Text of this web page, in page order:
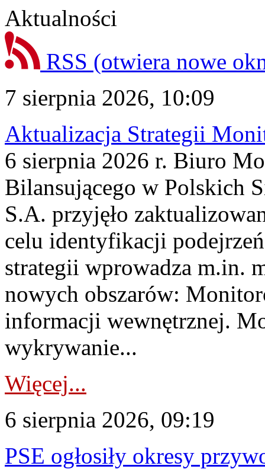
Aktualności
RSS (otwiera nowe
7 sierpnia 2026, 10:09
Aktualizacja Strategii
6 sierpnia 2026 r. Biuro
Bilansującego w Polskich
S.A. przyjęło
celu identyfikacji
strategii wprowadza m.in.
nowych obszarów:
informacji wewnętrznej.
wykrywanie...
Więcej...
6 sierpnia 2026, 09:19
PSE ogłosiły okresy